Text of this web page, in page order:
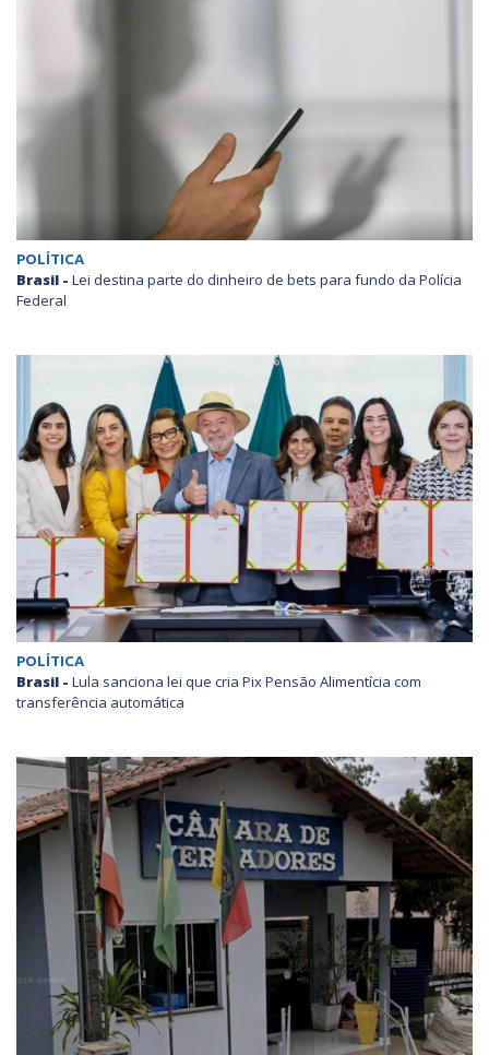
POLÍTICA
Brasil - Lei destina parte do dinheiro de bets para fundo da Polícia
Federal
POLÍTICA
Brasil - Lula sanciona lei que cria Pix Pensão Alimentícia com
transferência automática